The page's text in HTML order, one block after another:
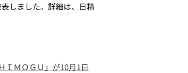
しました。詳細は、日精
ＩＭＯＧＵ」が10月1日